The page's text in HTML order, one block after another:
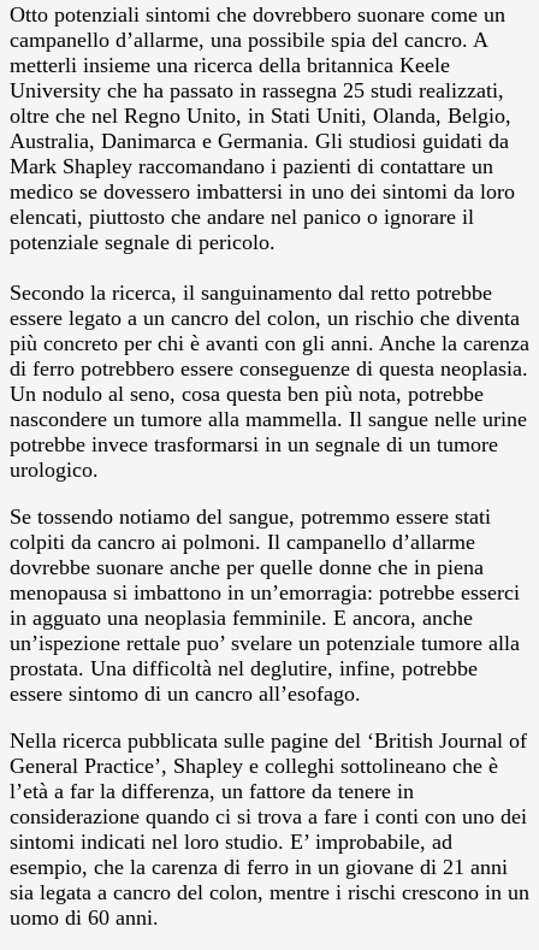
Otto potenziali sintomi che dovrebbero suonare come un
campanello d’allarme, una possibile spia del cancro. A
metterli insieme una ricerca della britannica Keele
University che ha passato in rassegna 25 studi realizzati,
oltre che nel Regno Unito, in Stati Uniti, Olanda, Belgio,
Australia, Danimarca e Germania. Gli studiosi guidati da
Mark Shapley raccomandano i pazienti di contattare un
medico se dovessero imbattersi in uno dei sintomi da loro
elencati, piuttosto che andare nel panico o ignorare il
potenziale segnale di pericolo.
Secondo la ricerca, il sanguinamento dal retto potrebbe
essere legato a un cancro del colon, un rischio che diventa
più concreto per chi è avanti con gli anni. Anche la carenza
di ferro potrebbero essere conseguenze di questa neoplasia.
Un nodulo al seno, cosa questa ben più nota, potrebbe
nascondere un tumore alla mammella. Il sangue nelle urine
potrebbe invece trasformarsi in un segnale di un tumore
urologico.
Se tossendo notiamo del sangue, potremmo essere stati
colpiti da cancro ai polmoni. Il campanello d’allarme
dovrebbe suonare anche per quelle donne che in piena
menopausa si imbattono in un’emorragia: potrebbe esserci
in agguato una neoplasia femminile. E ancora, anche
un’ispezione rettale puo’ svelare un potenziale tumore alla
prostata. Una difficoltà nel deglutire, infine, potrebbe
essere sintomo di un cancro all’esofago.
Nella ricerca pubblicata sulle pagine del ‘British Journal of
General Practice’, Shapley e colleghi sottolineano che è
l’età a far la differenza, un fattore da tenere in
considerazione quando ci si trova a fare i conti con uno dei
sintomi indicati nel loro studio. E’ improbabile, ad
esempio, che la carenza di ferro in un giovane di 21 anni
sia legata a cancro del colon, mentre i rischi crescono in un
uomo di 60 anni.